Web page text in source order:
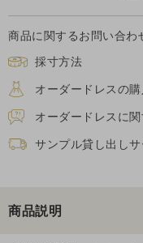
商品に関するお問い合わ
採寸方法
オーダードレスの
オーダードレスに
サンプル貸し出し
商品説明